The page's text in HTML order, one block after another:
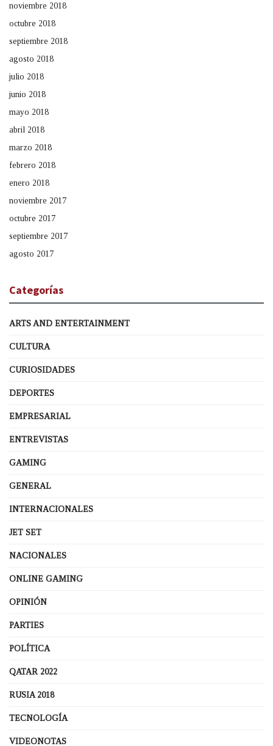
noviembre 2018
octubre 2018
septiembre 2018
agosto 2018
julio 2018
junio 2018
mayo 2018
abril 2018
marzo 2018
febrero 2018
enero 2018
noviembre 2017
octubre 2017
septiembre 2017
agosto 2017
Categorías
ARTS AND ENTERTAINMENT
CULTURA
CURIOSIDADES
DEPORTES
EMPRESARIAL
ENTREVISTAS
GAMING
GENERAL
INTERNACIONALES
JET SET
NACIONALES
ONLINE GAMING
OPINIÓN
PARTIES
POLÍTICA
QATAR 2022
RUSIA 2018
TECNOLOGÍA
VIDEONOTAS